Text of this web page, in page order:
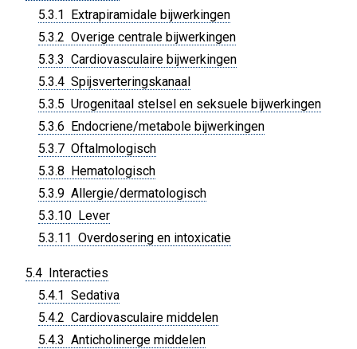
5.3.1 Extrapiramidale bijwerkingen
5.3.2 Overige centrale bijwerkingen
5.3.3 Cardiovasculaire bijwerkingen
5.3.4 Spijsverteringskanaal
5.3.5 Urogenitaal stelsel en seksuele bijwerkingen
5.3.6 Endocriene/metabole bijwerkingen
5.3.7 Oftalmologisch
5.3.8 Hematologisch
5.3.9 Allergie/dermatologisch
5.3.10 Lever
5.3.11 Overdosering en intoxicatie
5.4 Interacties
5.4.1 Sedativa
5.4.2 Cardiovasculaire middelen
5.4.3 Anticholinerge middelen